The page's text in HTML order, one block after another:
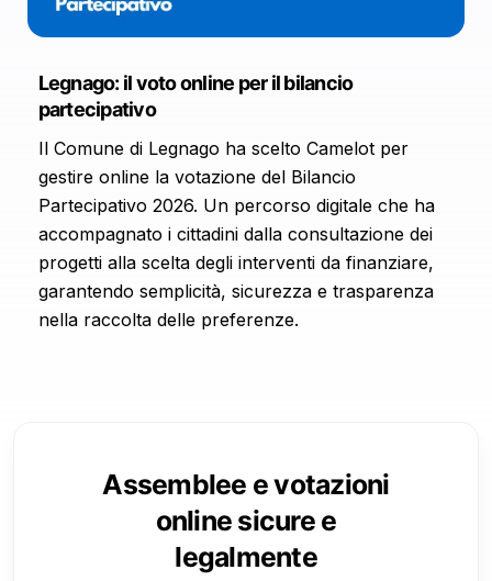
Legnago: il voto online per il bilancio
partecipativo
Il Comune di Legnago ha scelto Camelot per
gestire online la votazione del Bilancio
Partecipativo 2026. Un percorso digitale che ha
accompagnato i cittadini dalla consultazione dei
progetti alla scelta degli interventi da finanziare,
garantendo semplicità, sicurezza e trasparenza
nella raccolta delle preferenze.
Assemblee e votazioni
online sicure e
legalmente